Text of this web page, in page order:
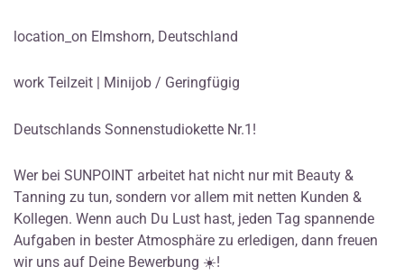
location_on Elmshorn, Deutschland
work Teilzeit | Minijob / Geringfügig
Deutschlands Sonnenstudiokette Nr.1!
Wer bei SUNPOINT arbeitet hat nicht nur mit Beauty &
Tanning zu tun, sondern vor allem mit netten Kunden &
Kollegen. Wenn auch Du Lust hast, jeden Tag spannende
Aufgaben in bester Atmosphäre zu erledigen, dann freuen
wir uns auf Deine Bewerbung ☀️!